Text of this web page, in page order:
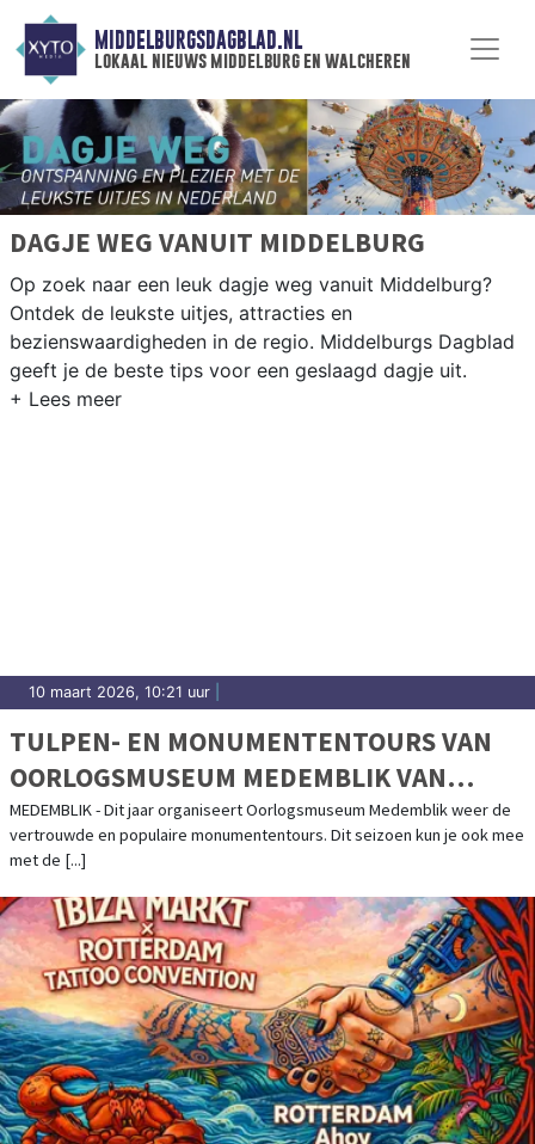
MIDDELBURGSDAGBLAD.NL
lokaal nieuws middelburg en walcheren
DAGJE WEG VANUIT MIDDELBURG
Op zoek naar een leuk dagje weg vanuit Middelburg?
Ontdek de leukste uitjes, attracties en
bezienswaardigheden in de regio. Middelburgs Dagblad
geeft je de beste tips voor een geslaagd dagje uit.
10 maart 2026, 10:21 uur
TULPEN- EN MONUMENTENTOURS VAN
OORLOGSMUSEUM MEDEMBLIK VAN
START!
MEDEMBLIK - Dit jaar organiseert Oorlogsmuseum Medemblik weer de
vertrouwde en populaire monumententours. Dit seizoen kun je ook mee
met de [...]